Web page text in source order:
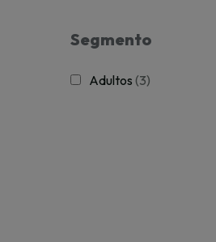
Segmento
Adultos (3)